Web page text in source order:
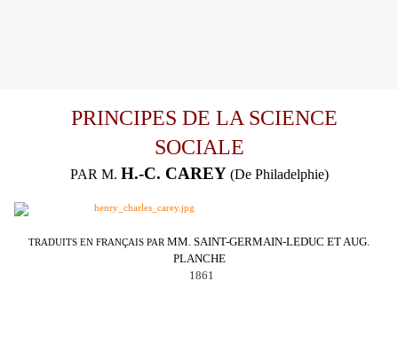
PRINCIPES DE LA SCIENCE
SOCIALE
PAR M. H.-C. CAREY (De Philadelphie)
TRADUITS EN FRANÇAIS PARMM. SAINT-GERMAIN-LEDUC ET AUG.
PLANCHE
1861